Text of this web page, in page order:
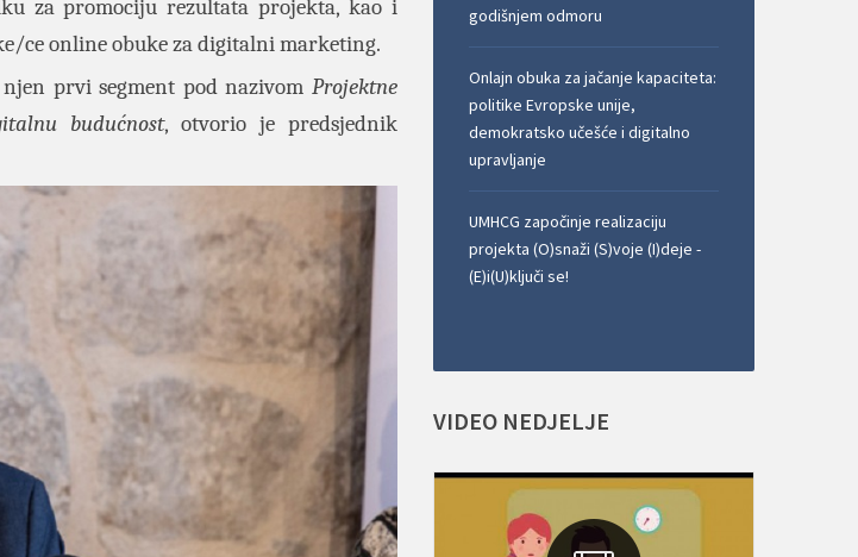
za promociju rezultata projekta, kao i
ce online obuke za digitalni marketing.
prvi segment pod nazivom Projektne
budućnost, otvorio je predsjednik
godišnjem odmoru
Onlajn obuka za jačanje kapaciteta:
politike Evropske unije,
demokratsko učešće i digitalno
upravljanje
UMHCG započinje realizaciju
projekta (O)snaži (S)voje (I)deje -
(E)i(U)ključi se!
VIDEO NEDJELJE